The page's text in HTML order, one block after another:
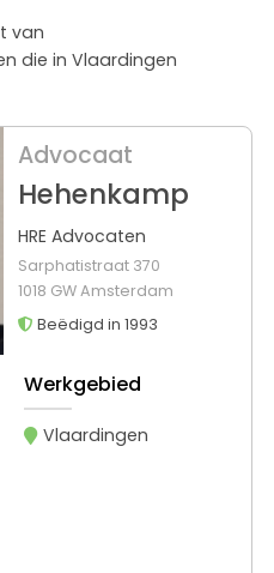
van
die in Vlaardingen
Advocaat
Hehenkamp
HRE Advocaten
Sarphatistraat 370
1018 GW Amsterdam
Beëdigd in 1993
Werkgebied
Vlaardingen